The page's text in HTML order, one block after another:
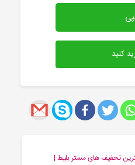
کنید
تحفیف های مستر بلیط |